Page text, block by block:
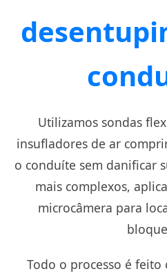
Utilizamos sondas
insufladores de ar
o conduíte sem danificar
mais complexos,
microcâmera para
Todo o processo é feito